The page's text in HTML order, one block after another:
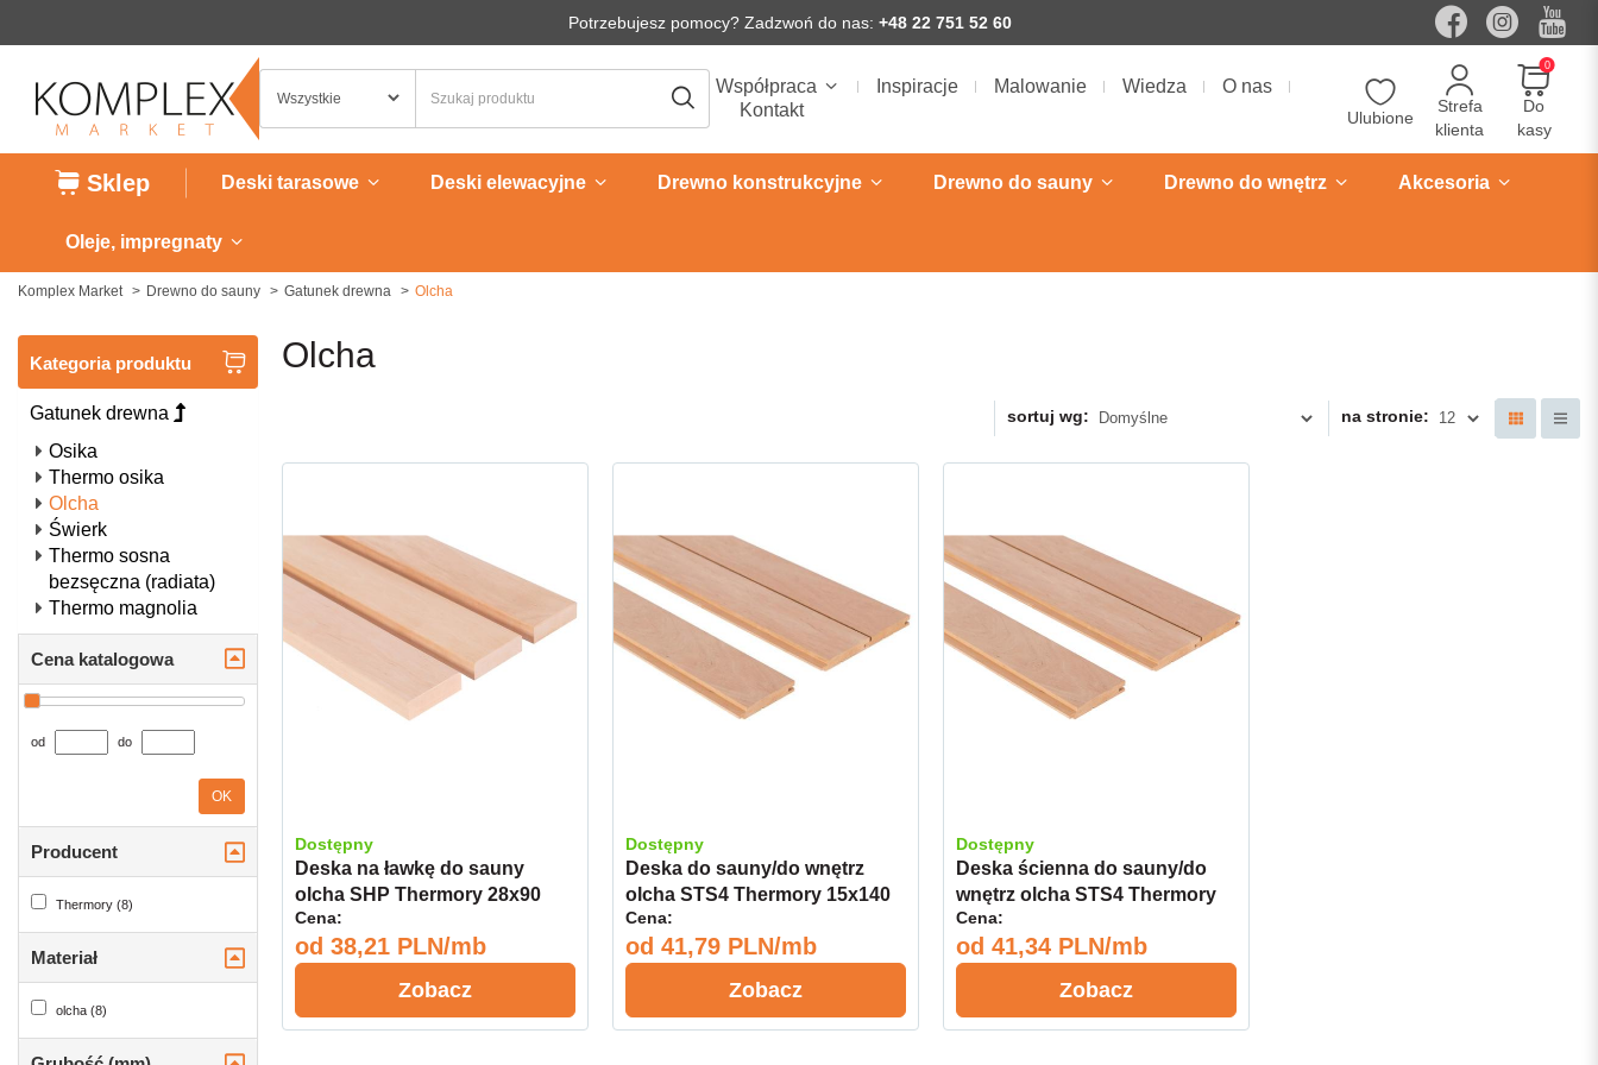
Potrzebujesz pomocy? Zadzwoń do nas: +48 22 751 52 60
Współpraca Inspiracje Malowanie Wiedza
O nas
Kontakt
Ulubione
Strefa
klienta
0
Do
kasy
Sklep Deski tarasowe Deski elewacyjne Drewno konstrukcyjne Drewno do sauny Drewno do wnętrz Akcesoria
Oleje, impregnaty
Komplex Market Drewno do sauny Gatunek drewna Olcha
Olcha
sortuj wg: na stronie:
Dostępny
Deska na ławkę do sauny
olcha SHP Thermory 28x90
Select
Cena:
od 38,21 PLN/mb
Zobacz
Dostępny
Deska do sauny/do wnętrz
olcha STS4 Thermory 15x140
Select
Cena:
od 41,79 PLN/mb
Zobacz
Dostępny
Deska ścienna do sauny/do
wnętrz olcha STS4 Thermory
15x120 Select
Cena:
od 41,34 PLN/mb
Zobacz
Kategoria produktu
Gatunek drewna
Osika
Thermo osika
Olcha
Świerk
Thermo sosna
bezsęczna (radiata)
Thermo magnolia
Cena katalogowa
od do
OK
Producent
Thermory (8)
Materiał
olcha (8)